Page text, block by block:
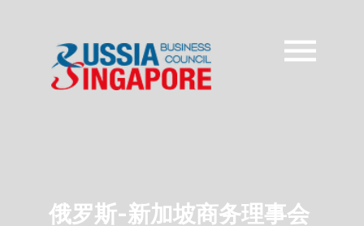
于二零零九年在俄罗斯联邦工商会的倡议下